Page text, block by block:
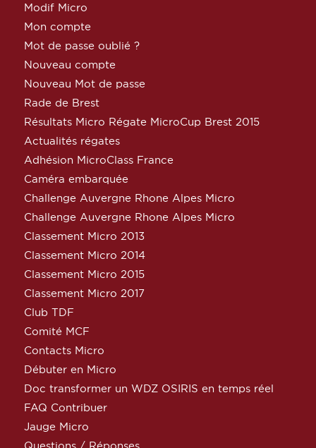
Modif Micro
Mon compte
Mot de passe oublié ?
Nouveau compte
Nouveau Mot de passe
Rade de Brest
Résultats Micro Régate MicroCup Brest 2015
Actualités régates
Adhésion MicroClass France
Caméra embarquée
Challenge Auvergne Rhone Alpes Micro
Challenge Auvergne Rhone Alpes Micro
Classement Micro 2013
Classement Micro 2014
Classement Micro 2015
Classement Micro 2017
Club TDF
Comité MCF
Contacts Micro
Débuter en Micro
Doc transformer un WDZ OSIRIS en temps réel
FAQ Contribuer
Jauge Micro
Questions / Réponses